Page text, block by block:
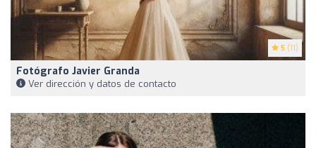
5 (11)
Fotógrafo Javier Granda
Ver dirección y datos de contacto